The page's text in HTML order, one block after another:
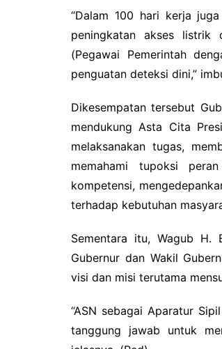
“Dalam 100 hari kerja
peningkatan akses listrik
(Pegawai Pemerintah
penguatan deteksi dini,”
Dikesempatan tersebut
mendukung Asta Cita
melaksanakan tugas,
memahami tupoksi
kompetensi,
terhadap kebutuhan
Sementara itu, Wagub H.
Gubernur dan Wakil
visi dan misi terutama
“ASN sebagai Aparatur
tanggung jawab untuk